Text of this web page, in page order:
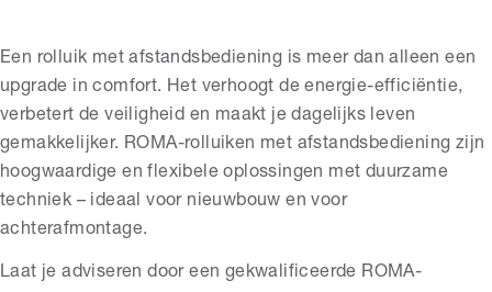
Een rolluik met afstandsbediening is meer dan alleen een
upgrade in comfort. Het verhoogt de energie-efficiëntie,
verbetert de veiligheid en maakt je dagelijks leven
gemakkelijker. ROMA-rolluiken met afstandsbediening zijn
hoogwaardige en flexibele oplossingen met duurzame
techniek – ideaal voor nieuwbouw en voor
achterafmontage.
Laat je adviseren door een gekwalificeerde ROMA-